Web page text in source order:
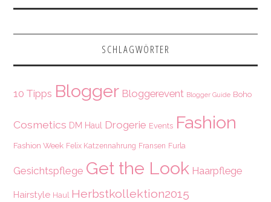
SCHLAGWÖRTER
10 Tipps Blogger Bloggerevent Blogger Guide Boho
Cosmetics DM Haul Drogerie Events Fashion
Fashion Week Felix Katzennahrung Fransen Furla
Gesichtspflege Get the Look Haarpflege
Hairstyle Haul Herbstkollektion2015